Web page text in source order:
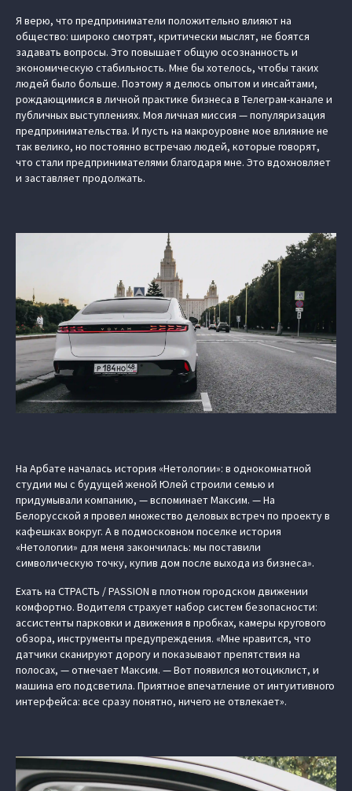
Я верю, что предприниматели положительно влияют на
общество: широко смотрят, критически мыслят, не боятся
задавать вопросы. Это повышает общую осознанность и
экономическую стабильность. Мне бы хотелось, чтобы таких
людей было больше. Поэтому я делюсь опытом и инсайтами,
рождающимися в личной практике бизнеса в Телеграм-канале и
публичных выступлениях. Моя личная миссия — популяризация
предпринимательства. И пусть на макроуровне мое влияние не
так велико, но постоянно встречаю людей, которые говорят,
что стали предпринимателями благодаря мне. Это вдохновляет
и заставляет продолжать.
На Арбате началась история «Нетологии»: в однокомнатной
студии мы с будущей женой Юлей строили семью и
придумывали компанию, — вспоминает Максим. — На
Белорусской я провел множество деловых встреч по проекту в
кафешках вокруг. А в подмосковном поселке история
«Нетологии» для меня закончилась: мы поставили
символическую точку, купив дом после выхода из бизнеса».
Ехать на СТРАСТЬ / PASSION в плотном городском движении
комфортно. Водителя страхует набор систем безопасности:
ассистенты парковки и движения в пробках, камеры кругового
обзора, инструменты предупреждения. «Мне нравится, что
датчики сканируют дорогу и показывают препятствия на
полосах, — отмечает Максим. — Вот появился мотоциклист, и
машина его подсветила. Приятное впечатление от интуитивного
интерфейса: все сразу понятно, ничего не отвлекает».